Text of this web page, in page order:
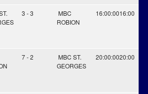
3 - 3
MBC
ROBION
16:00:0016:00
7 - 2
MBC ST.
GEORGES
20:00:0020:00